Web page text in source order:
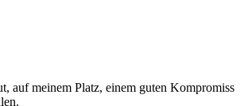
auf meinem Platz, einem guten Kompromiss